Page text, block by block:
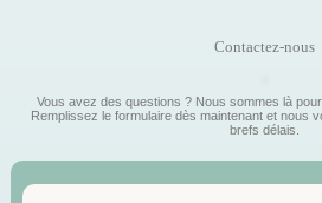
Contactez-nous
Vous avez des questions ? Nous sommes là
Remplissez le formulaire dès maintenant et nous
brefs délais.